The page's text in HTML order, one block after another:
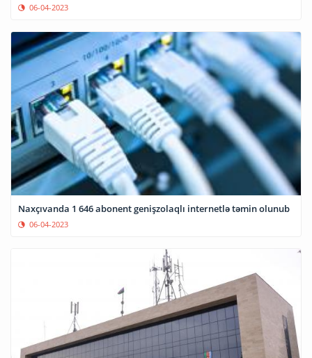
06-04-2023
Naxçıvanda 1 646 abonent genişzolaqlı internetlə təmin olunub
06-04-2023